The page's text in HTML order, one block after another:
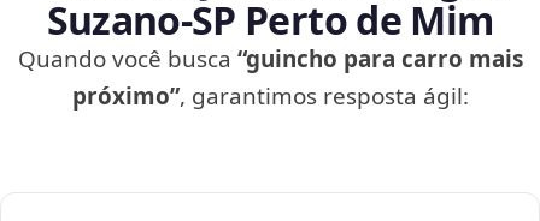
Suzano‑SP Perto de Mim
Quando você busca “guincho para carro mais
próximo”, garantimos resposta ágil: